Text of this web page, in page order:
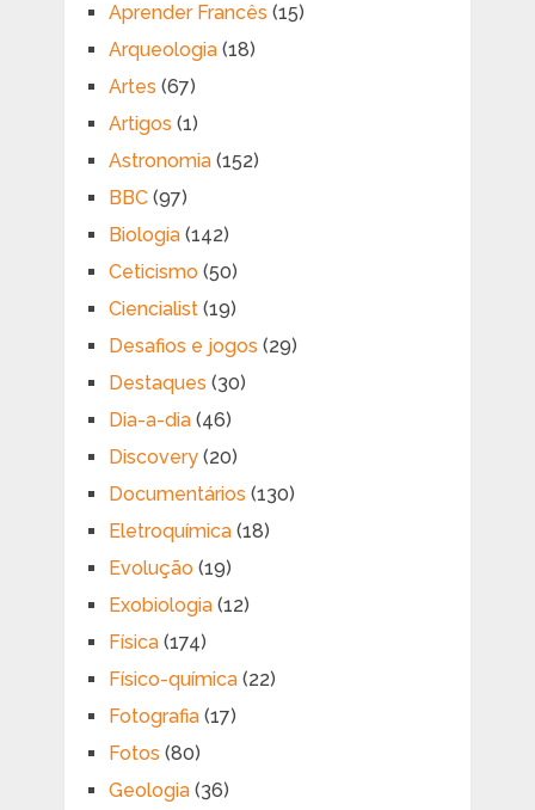
Aprender Francês (15)
Arqueologia(18)
Artes (67)
Artigos (1)
Astronomia(152)
BBC(97)
Biologia(142)
Ceticismo (50)
Ciencialist(19)
Desafios e jogos (29)
Destaques (30)
Dia-a-dia(46)
Discovery(20)
Documentários (130)
Eletroquímica(18)
Evolução (19)
Exobiologia(12)
Física(174)
Físico-química(22)
Fotografia(17)
Fotos (80)
Geologia(36)